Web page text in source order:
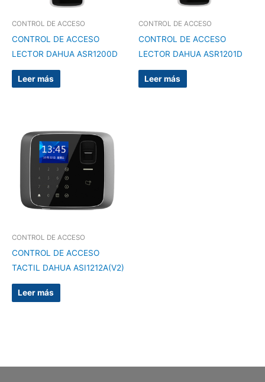
CONTROL DE ACCESO
CONTROL DE ACCESO
LECTOR DAHUA ASR1200D
Leer más
CONTROL DE ACCESO
CONTROL DE ACCESO
LECTOR DAHUA ASR1201D
Leer más
CONTROL DE ACCESO
CONTROL DE ACCESO
TACTIL DAHUA ASI1212A(V2)
Leer más